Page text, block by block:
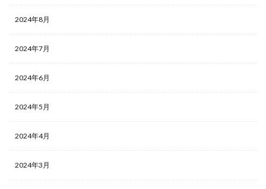
2024年8月
2024年7月
2024年6月
2024年5月
2024年4月
2024年3月